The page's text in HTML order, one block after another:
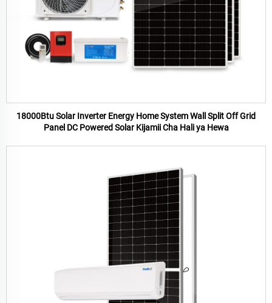
18000Btu Solar Inverter Energy Home System Wall Split Off Grid
Panel DC Powered Solar Kijamii Cha Hali ya Hewa